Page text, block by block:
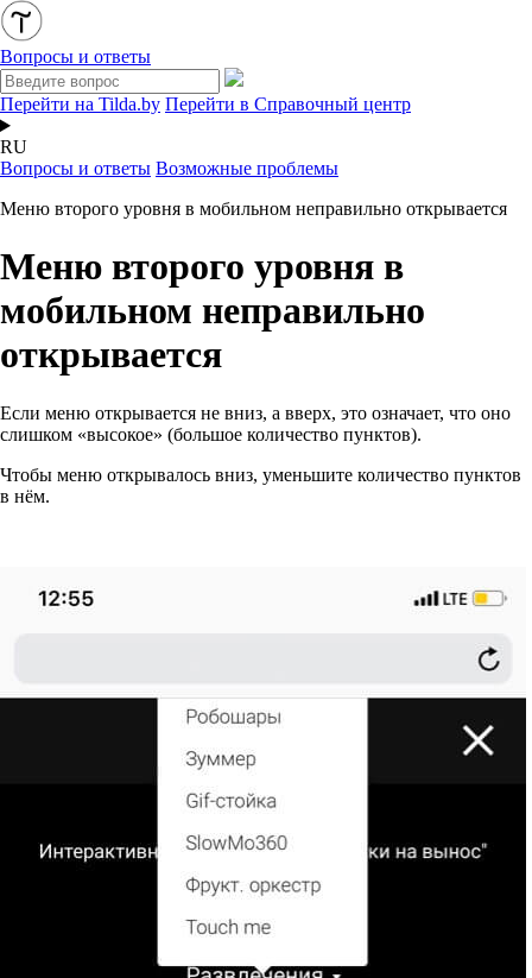
Вопросы и ответы
Перейти на Tilda.by Перейти в Справочный центр
RU
Вопросы и ответы Возможные проблемы
Меню второго уровня в мобильном неправильно открывается
Меню второго уровня в
мобильном неправильно
открывается
Если меню открывается не вниз, а вверх, это означает, что оно
слишком «высокое» (большое количество пунктов).
Чтобы меню открывалось вниз, уменьшите количество пунктов
в нём.